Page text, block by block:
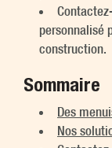
personnalisé
construction.
Sommaire
Des
Nos